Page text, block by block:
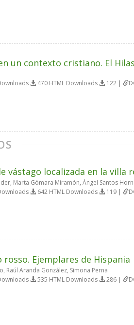
un contexto cristiano. El
470 HTML Downloads 122 |
vástago localizada en la villa
Marta Gómara Miramón, Ángel Santos
642 HTML Downloads 119 |
rosso. Ejemplares de Hispania
Raúl Aranda González, Simona Perna
535 HTML Downloads 286 |